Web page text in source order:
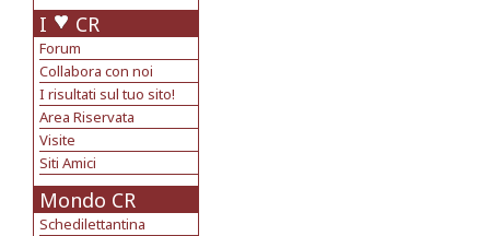
I CR
Forum
Collabora con noi
I risultati sul tuo sito!
Area Riservata
Visite
Siti Amici
Mondo CR
Schedilettantina